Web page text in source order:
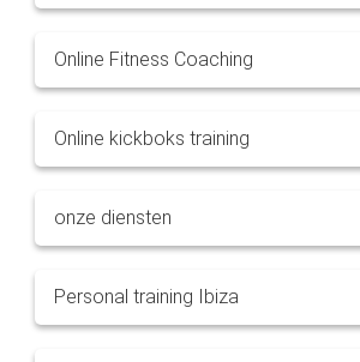
Online Fitness Coaching
Online kickboks training
onze diensten
Personal training Ibiza